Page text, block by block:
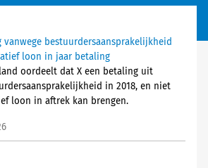
vanwege bestuurdersaansprakelijkheid
loon in jaar betaling
oordeelt dat X een betaling uit
in 2018, en niet
loon in aftrek kan brengen.